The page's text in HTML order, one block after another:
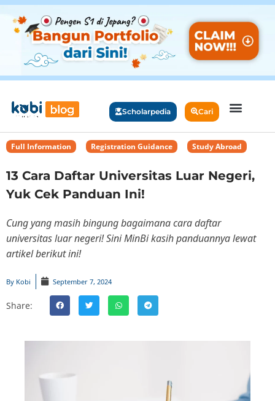
Scholarpedia Cari
Full Information Registration Guidance Study Abroad
13 Cara Daftar Universitas Luar Negeri,
Yuk Cek Panduan Ini!
Cung yang masih bingung bagaimana cara daftar
universitas luar negeri! Sini MinBi kasih panduannya lewat
artikel berikut ini!
By Kobi September 7, 2024
Share: